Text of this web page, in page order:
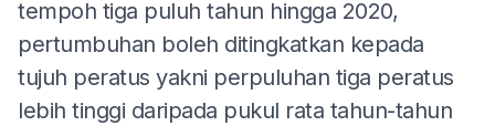
tempoh tiga puluh tahun hingga 2020,
pertumbuhan boleh ditingkatkan kepada
tujuh peratus yakni perpuluhan tiga peratus
lebih tinggi daripada pukul rata tahun-tahun